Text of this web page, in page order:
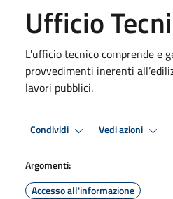
Ufficio
L'ufficio tecnico comprende e
provvedimenti inerenti
lavori pubblici.
Condividi Vedi azioni
Argomenti:
Accesso all'informazione